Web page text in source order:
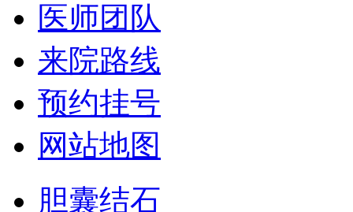
医师团队
来院路线
预约挂号
网站地图
胆囊结石